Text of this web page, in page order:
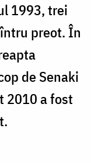
1993, trei
preot. În
de Senaki
2010 a fost